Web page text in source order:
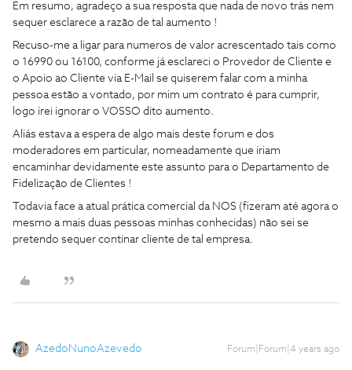
Em resumo, agradeço a sua resposta que nada de novo trás nem
sequer esclarece a razão de tal aumento !
Recuso-me a ligar para numeros de valor acrescentado tais como
o 16990 ou 16100, conforme já esclareci o Provedor de Cliente e
o Apoio ao Cliente via E-Mail se quiserem falar com a minha
pessoa estão a vontado, por mim um contrato é para cumprir,
logo irei ignorar o VOSSO dito aumento.
Aliás estava a espera de algo mais deste forum e dos
moderadores em particular, nomeadamente que iriam
encaminhar devidamente este assunto para o Departamento de
Fidelização de Clientes !
Todavia face a atual prática comercial da NOS (fizeram até agora o
mesmo a mais duas pessoas minhas conhecidas) não sei se
pretendo sequer continar cliente de tal empresa.
AzedoNunoAzevedo Forum|Forum|4 years ago